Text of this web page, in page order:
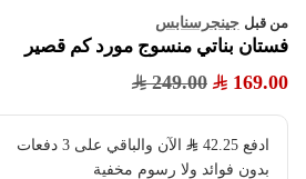
من قبل جينجرسنابس
فستان بناتي منسوج مورد كم قصير
169.00
249.00
ادفع 42.25
​ الآن والباقي على 3 دفعات
بدون فوائد ولا رسوم مخفية